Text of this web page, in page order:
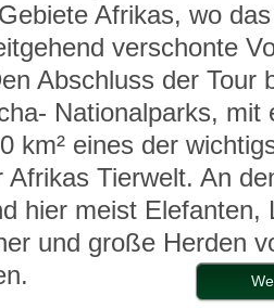
Afrikas, wo
verschonte
Abschluss der Tour
Nationalparks, mit
km² eines der
Afrikas Tierwelt. An
hier meist Elefanten,
und große Herden